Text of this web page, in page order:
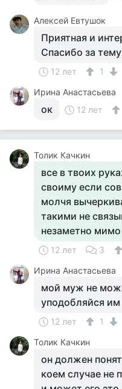
Алексей Евтушок
Приятная и
Спасибо за
12 лет
1
Ирина Анастасьева
ок 12 лет
Толик Качкин
все в твоих
своиму если
молчя
такими не
незаметно мимо
12 лет 3
Ирина Анастасьева
мой муж не
уподобляйся им
12 лет
1
Толик Качкин
он должен
коем случае не